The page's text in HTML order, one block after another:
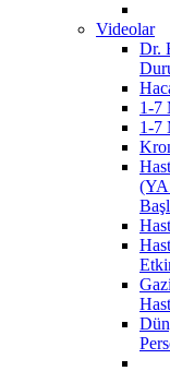
Videolar
Dr.
1-7
1-7